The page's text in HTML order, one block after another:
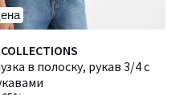
в полоску, рукав 3/4 с